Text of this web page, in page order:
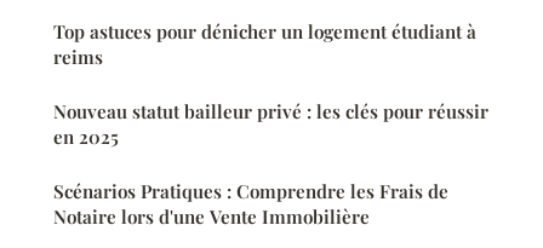
Top astuces pour dénicher un logement étudiant à
reims
Nouveau statut bailleur privé : les clés pour réussir
en 2025
Scénarios Pratiques : Comprendre les Frais de
Notaire lors d'une Vente Immobilière